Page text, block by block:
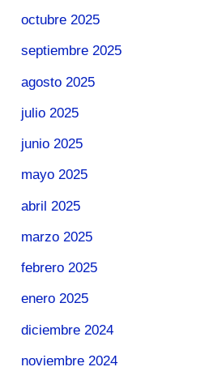
octubre 2025
septiembre 2025
agosto 2025
julio 2025
junio 2025
mayo 2025
abril 2025
marzo 2025
febrero 2025
enero 2025
diciembre 2024
noviembre 2024